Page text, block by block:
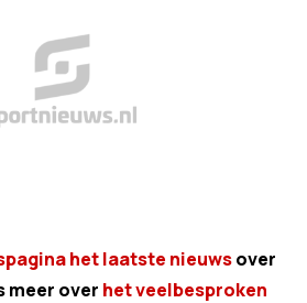
het laatste nieuwsover
meer over het veelbesproken